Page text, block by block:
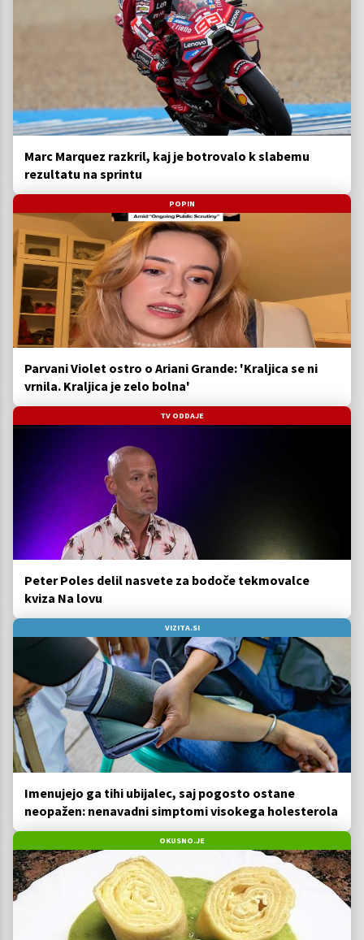
Marc Marquez razkril, kaj je botrovalo k slabemu
rezultatu na sprintu
POPIN
Parvani Violet ostro o Ariani Grande: 'Kraljica se ni
vrnila. Kraljica je zelo bolna'
TV ODDAJE
Peter Poles delil nasvete za bodoče tekmovalce
kviza Na lovu
VIZITA.SI
Imenujejo ga tihi ubijalec, saj pogosto ostane
neopažen: nenavadni simptomi visokega holesterola
OKUSNO.JE